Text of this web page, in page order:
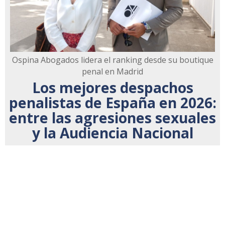
Ospina Abogados lidera el ranking desde su boutique
penal en Madrid
Los mejores despachos
penalistas de España en 2026:
entre las agresiones sexuales
y la Audiencia Nacional